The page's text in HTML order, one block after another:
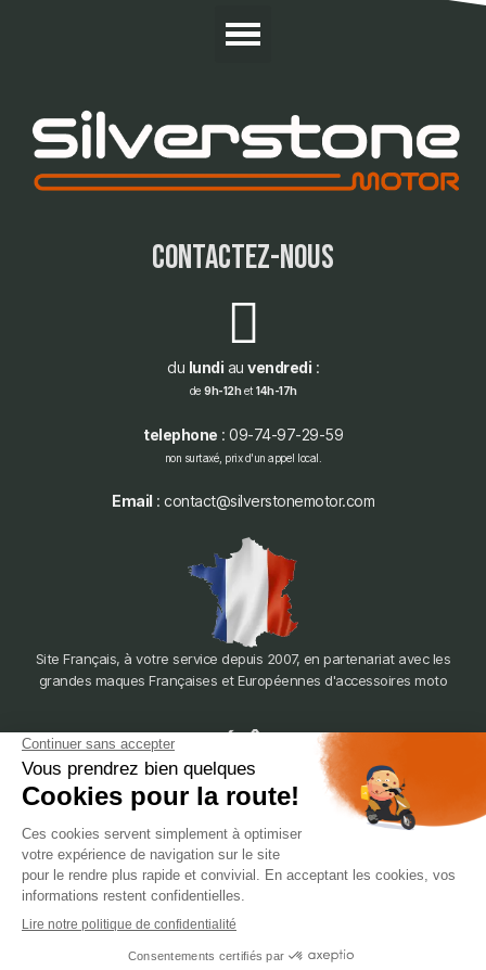
contactez-nous
du lundi au vendredi :
de 9h-12het 14h-17h
telephone : 09-74-97-29-59
non surtaxé, prix d'un appel local.
Email : contact@silverstonemotor.com
Site Français, à votre service depuis 2007, en partenariat avec les
grandes maques Françaises et Européennes d'accessoires moto
388 Av. Charles de Gaulle, 69200 Vénissieux